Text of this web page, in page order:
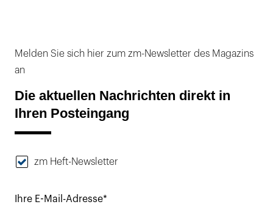
Melden Sie sich hier zum zm-Newsletter des Magazins
an
Die aktuellen Nachrichten direkt in
Ihren Posteingang
zm Heft-Newsletter
Ihre E-Mail-Adresse*